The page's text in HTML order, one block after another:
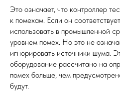
Это означает, что контроллер
к помехам. Если он
использовать в промышленной
уровнем помех. Но это не
игнорировать источники шума.
оборудование рассчитано на
помех больше, чем
будут.